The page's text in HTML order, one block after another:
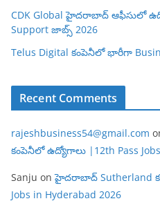
CDK Global హైదరాబాద్ ఆఫీసులో
Support జాబ్స్ 2026
Telus Digital కంపెనీలో భారీగా
Recent Comments
rajeshbusiness54@gmail.com
కంపెనీలో ఉద్యోగాలు |12th Pass
Sanju onహైదరాబాద్ Sutherland
Jobs in Hyderabad 2026